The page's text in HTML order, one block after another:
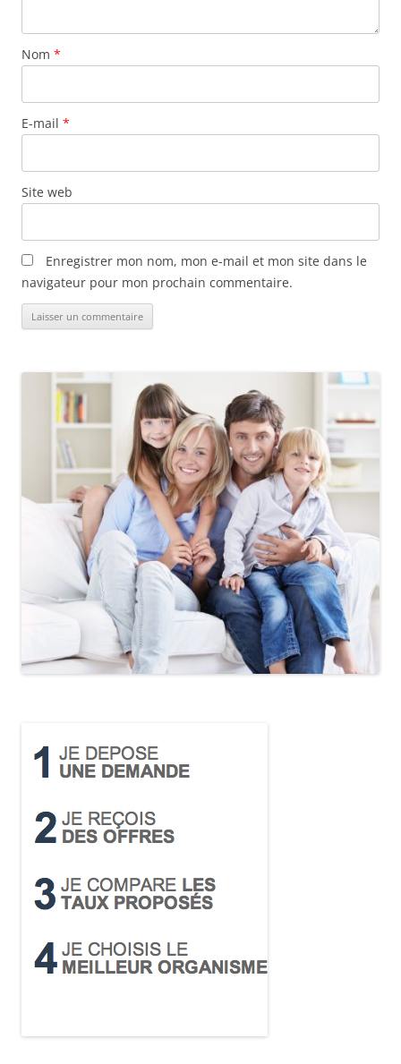
Nom *
E-mail *
Site web
Enregistrer mon nom, mon e-mail et mon site dans le
navigateur pour mon prochain commentaire.